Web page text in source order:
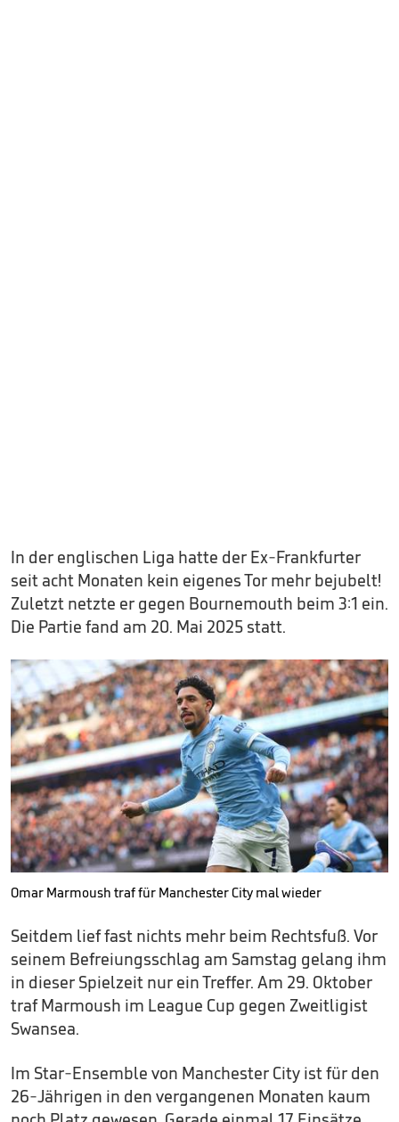
In der englischen Liga hatte der Ex-Frankfurter
seit acht Monaten kein eigenes Tor mehr bejubelt!
Zuletzt netzte er gegen Bournemouth beim 3:1 ein.
Die Partie fand am 20. Mai 2025 statt.
Omar Marmoush traf für Manchester City mal wieder
Seitdem lief fast nichts mehr beim Rechtsfuß. Vor
seinem Befreiungsschlag am Samstag gelang ihm
in dieser Spielzeit nur ein Treffer. Am 29. Oktober
traf Marmoush im League Cup gegen Zweitligist
Swansea.
Im Star-Ensemble von Manchester City ist für den
26-Jährigen in den vergangenen Monaten kaum